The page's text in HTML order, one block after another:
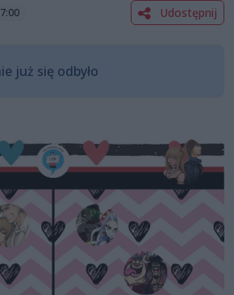
Udostępnij
już się odbyło